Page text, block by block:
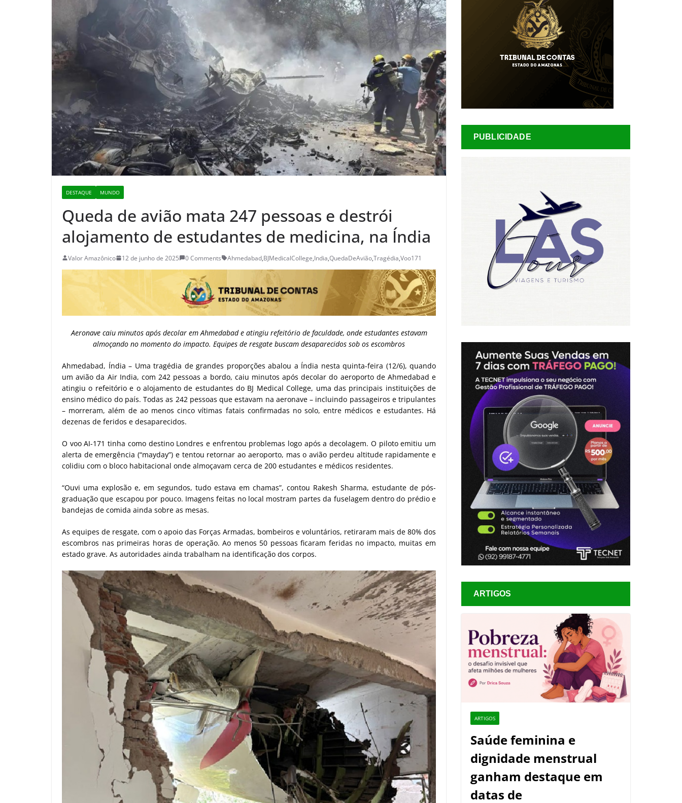
DESTAQUE MUNDO
Queda de avião mata 247 pessoas e destrói
alojamento de estudantes de medicina, na Índia
Valor Amazônico 12 de junho de 2025 0 Comments Ahmedabad,BJMedicalCollege,India,QuedaDeAvião,Tragédia,Voo171
Aeronave caiu minutos após decolar em Ahmedabad e atingiu refeitório de faculdade, onde estudantes estavam
almoçando no momento do impacto. Equipes de resgate buscam desaparecidos sob os escombros
Ahmedabad, Índia – Uma tragédia de grandes proporções abalou a Índia nesta quinta-feira (12/6), quando
um avião da Air India, com 242 pessoas a bordo, caiu minutos após decolar do aeroporto de Ahmedabad e
atingiu o refeitório e o alojamento de estudantes do BJ Medical College, uma das principais instituições de
ensino médico do país. Todas as 242 pessoas que estavam na aeronave – incluindo passageiros e tripulantes
– morreram, além de ao menos cinco vítimas fatais confirmadas no solo, entre médicos e estudantes. Há
dezenas de feridos e desaparecidos.
O voo AI-171 tinha como destino Londres e enfrentou problemas logo após a decolagem. O piloto emitiu um
alerta de emergência (“mayday”) e tentou retornar ao aeroporto, mas o avião perdeu altitude rapidamente e
colidiu com o bloco habitacional onde almoçavam cerca de 200 estudantes e médicos residentes.
“Ouvi uma explosão e, em segundos, tudo estava em chamas”, contou Rakesh Sharma, estudante de pós-
graduação que escapou por pouco. Imagens feitas no local mostram partes da fuselagem dentro do prédio e
bandejas de comida ainda sobre as mesas.
As equipes de resgate, com o apoio das Forças Armadas, bombeiros e voluntários, retiraram mais de 80% dos
escombros nas primeiras horas de operação. Ao menos 50 pessoas ficaram feridas no impacto, muitas em
estado grave. As autoridades ainda trabalham na identificação dos corpos.
PUBLICIDADE
ARTIGOS
ARTIGOS
Saúde feminina e
dignidade menstrual
ganham destaque em
datas de